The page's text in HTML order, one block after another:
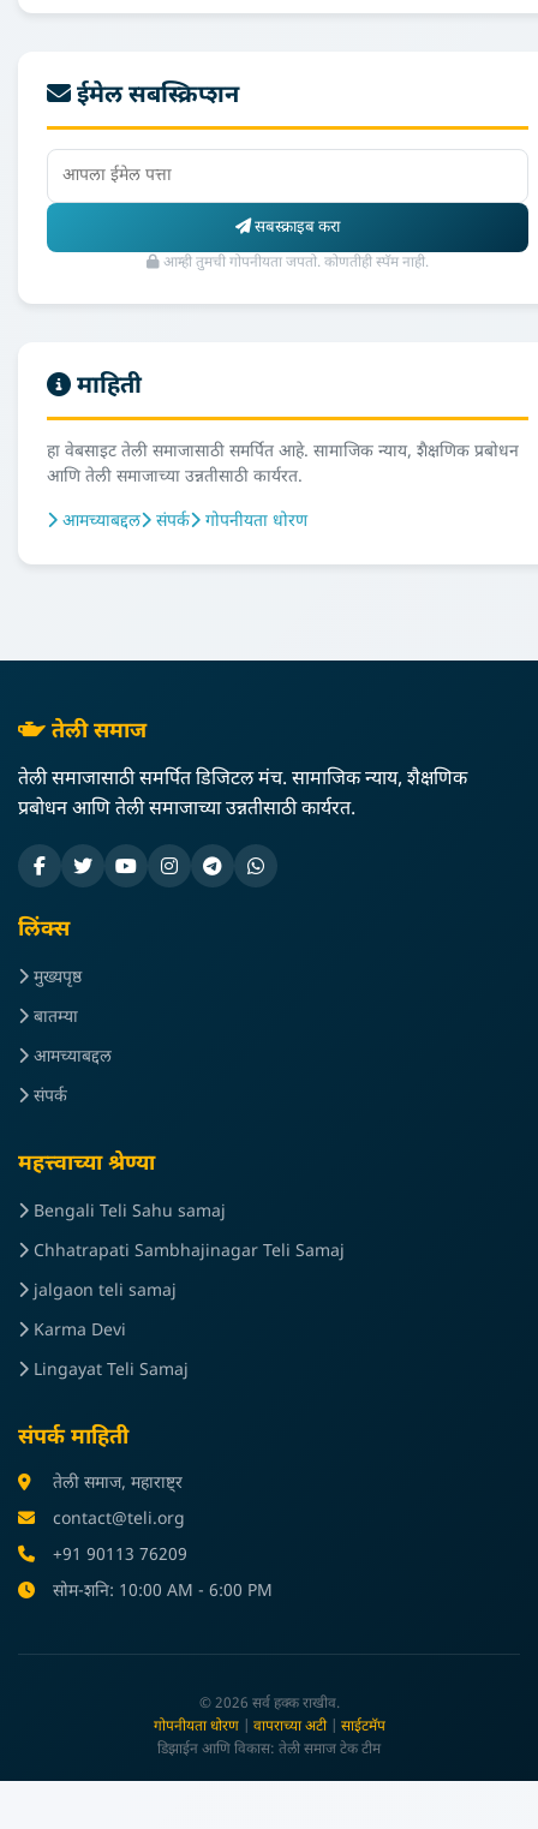
ईमेल सबस्क्रिप्शन
सबस्क्राइब करा
आम्ही तुमची गोपनीयता जपतो. कोणतीही स्पॅम नाही.
माहिती
हा वेबसाइट तेली समाजासाठी समर्पित आहे. सामाजिक न्याय, शैक्षणिक प्रबोधन
आणि तेली समाजाच्या उन्नतीसाठी कार्यरत.
आमच्याबद्दल
संपर्क गोपनीयता धोरण
तेली समाज
तेली समाजासाठी समर्पित डिजिटल मंच. सामाजिक न्याय, शैक्षणिक
प्रबोधन आणि तेली समाजाच्या उन्नतीसाठी कार्यरत.
लिंक्स
मुख्यपृष्ठ
बातम्या
आमच्याबद्दल
संपर्क
महत्त्वाच्या श्रेण्या
Bengali Teli Sahu samaj
Chhatrapati Sambhajinagar Teli Samaj
jalgaon teli samaj
Karma Devi
Lingayat Teli Samaj
संपर्क माहिती
तेली समाज, महाराष्ट्र
contact@teli.org
+91 90113 76209
सोम-शनि: 10:00 AM - 6:00 PM
© 2026 सर्व हक्क राखीव.
गोपनीयता धोरण| वापराच्या अटी| साईटमॅप
डिझाईन आणि विकास: तेली समाज टेक टीम